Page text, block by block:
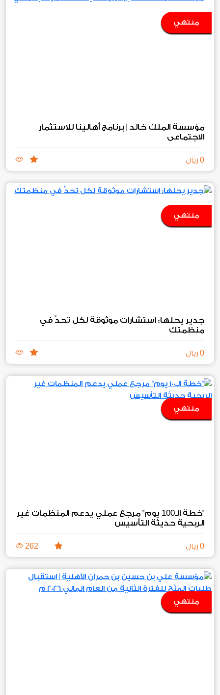
منتهي
مؤسسة الملك خالد | برنامج أهالينا للاستثمار
الاجتماعي
0 ريال
منتهي
جدير يحلها: استشارات موثوقة لكل تحدٍّ في
منظمتك
0 ريال
منتهي
"خطة الـ100
يوم" مرجع عملي يدعم المنظمات غير
الربحية حديثة التأسيس
0 ريال 262
منتهي